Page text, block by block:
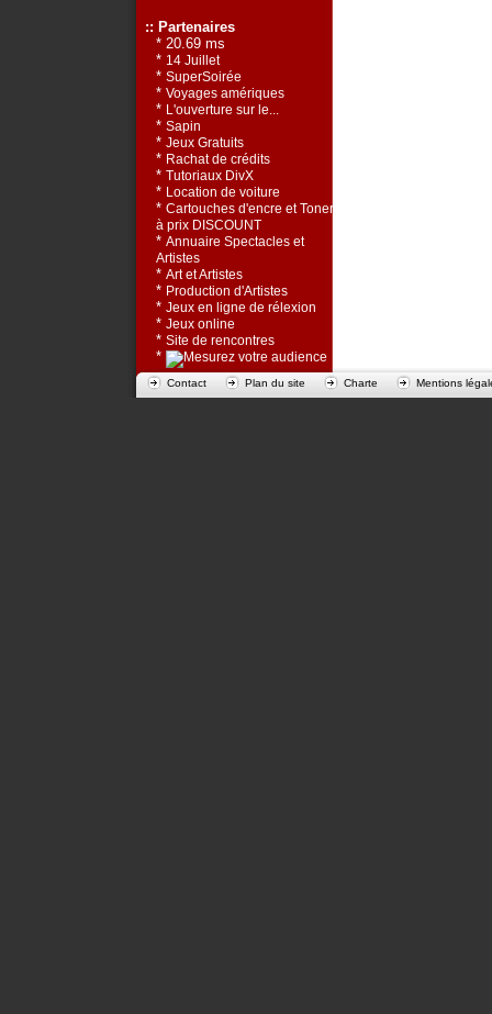
:: Partenaires
* 20.69 ms
* 14 Juillet
* SuperSoirée
* Voyages amériques
* L'ouverture sur le...
* Sapin
* Jeux Gratuits
* Rachat de crédits
* Tutoriaux DivX
* Location de voiture
* Cartouches d'encre et Toners
à prix DISCOUNT
* Annuaire Spectacles et
Artistes
* Art et Artistes
* Production d'Artistes
* Jeux en ligne de rélexion
* Jeux online
* Site de rencontres
*
Contact Plan du site Charte Mentions